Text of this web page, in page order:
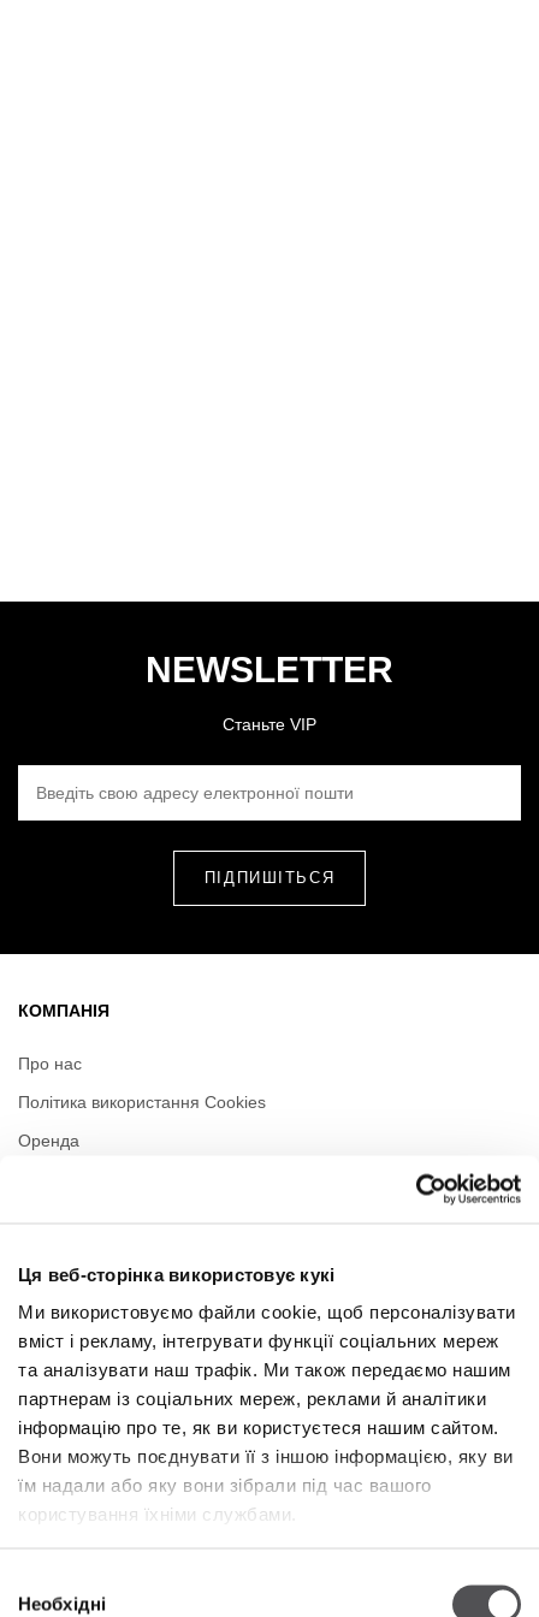
Ця веб-сторінка використовує кукі
Ми використовуємо файли cookie, щоб персоналізувати
вміст і рекламу, інтегрувати функції соціальних мереж
та аналізувати наш трафік. Ми також передаємо нашим
партнерам із соціальних мереж, реклами й аналітики
інформацію про те, як ви користуєтеся нашим сайтом.
Вони можуть поєднувати її з іншою інформацією, яку ви
їм надали або яку вони зібрали під час вашого
користування їхніми службами.
згодиНеобхідні
NEWSLETTER
Станьте VIP
КОМПАНІЯ
Про нас
Політика використання Cookies
Оренда
Понеділок
10:00 - 22:00
Вівторок
10:00 - 22:00
Середа
10:00 - 22:00
П'ятниця
10:00 - 22:00
Субота
10:00 - 22:00
У торгову неділю
Більше інформації